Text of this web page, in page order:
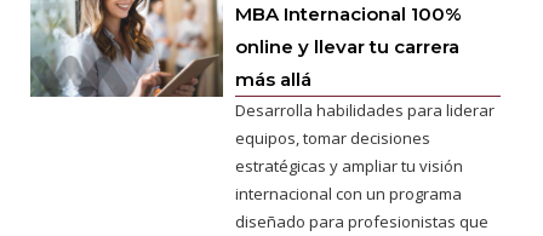
MBA Internacional 100%
online y llevar tu carrera
más allá
Desarrolla habilidades para liderar
equipos, tomar decisiones
estratégicas y ampliar tu visión
internacional con un programa
diseñado para profesionistas que